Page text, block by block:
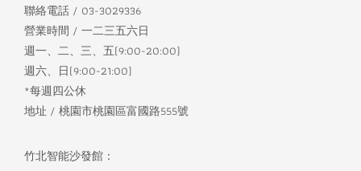
聯絡電話 / 03-3029336
營業時間 / 一二三五六日
週一、二、三、五(9:00-20:00)
週六、日(9:00-21:00)
*每週四公休
地址 / 桃園市桃園區富國路555號
竹北智能沙發館：